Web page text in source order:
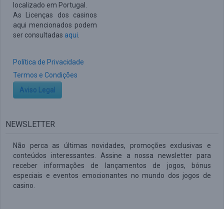
localizado em Portugal.
As Licenças dos casinos
aqui mencionados podem
ser consultadas aqui
Política de Privacidade
Termos e Condições
Aviso Legal
NEWSLETTER
Não perca as últimas novidades, promoções exclusivas e
conteúdos interessantes. Assine a nossa newsletter para
receber informações de lançamentos de jogos, bónus
especiais e eventos emocionantes no mundo dos jogos de
casino.